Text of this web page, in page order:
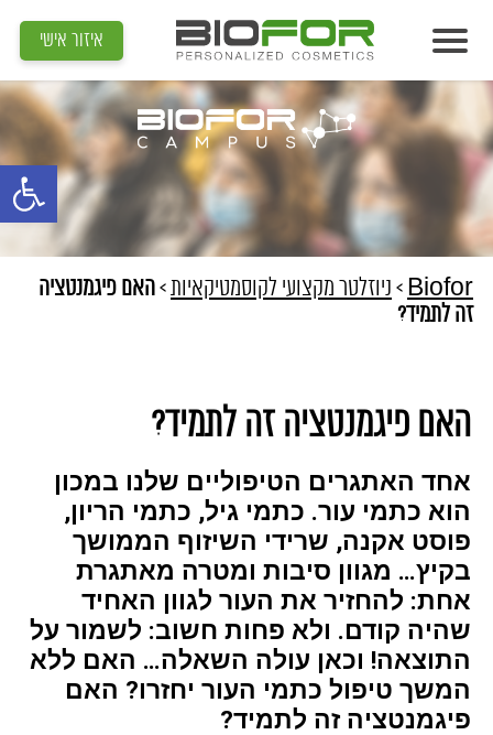
פתח סרגל
אודות
מוצרים
תוצאות
מדיה
מאמרים
איתור קוסמטיקאית
איזור אישי
Biofor
> ניוזלטר מקצועי לקוסמטיקאיות>האם פיגמנטציה
זה לתמיד?
האם פיגמנטציה זה לתמיד?
אחד האתגרים הטיפוליים שלנו במכון
הוא כתמי עור. כתמי גיל, כתמי הריון,
פוסט אקנה, שרידי השיזוף הממושך
בקיץ… מגוון סיבות ומטרה מאתגרת
אחת: להחזיר את העור לגוון האחיד
שהיה קודם. ולא פחות חשוב: לשמור על
התוצאה! וכאן עולה השאלה… האם ללא
המשך טיפול כתמי העור יחזרו? האם
פיגמנטציה זה לתמיד?